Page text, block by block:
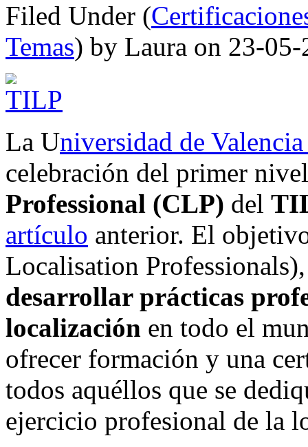
Filed Under (
Temas) by Laura on 23-05-
La Universidad de
celebración del primer
Professional (CLP) del
artículo anterior. El
Localisation
desarrollar prácticas
localización en todo el
ofrecer formación y una
todos aquéllos que se
ejercicio profesional de la